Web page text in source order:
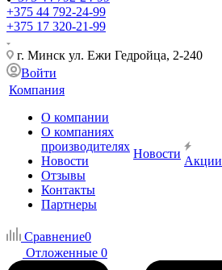
+375 44 792-24-99
+375 17 320-21-99
г. Минск ул. Ежи Гедройца, 2-240
Войти
Компания
О компании
О компаниях
производителях
Новости
Отзывы
Контакты
Партнеры
Новости
Акции
Сравнение0
Отложенные 0